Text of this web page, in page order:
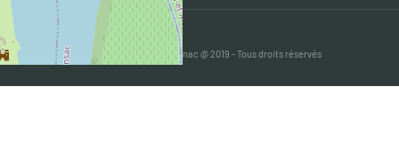
Mairie de Camblanes et Meynac @ 2019 - Tous droits réservés